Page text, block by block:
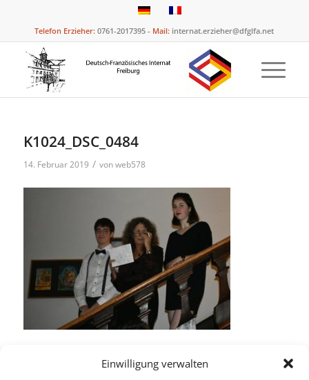
Einwilligung verwalten
Telefon Erzieher: 0761-2017395 - Mail: internat.erzieher@dfglfa.net
K1024_DSC_0484
14. Februar 2019 / vonweb578